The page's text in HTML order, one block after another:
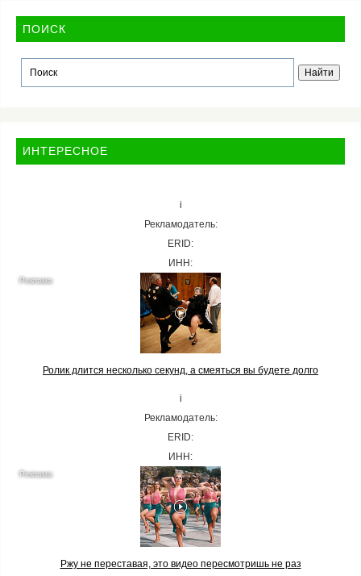
ПОИСК
ИНТЕРЕСНОЕ
i
Рекламодатель:
ERID:
ИНН:
Ролик длится несколько секунд, а смеяться вы будете долго
i
Рекламодатель:
ERID:
ИНН:
Ржу не переставая, это видео пересмотришь не раз